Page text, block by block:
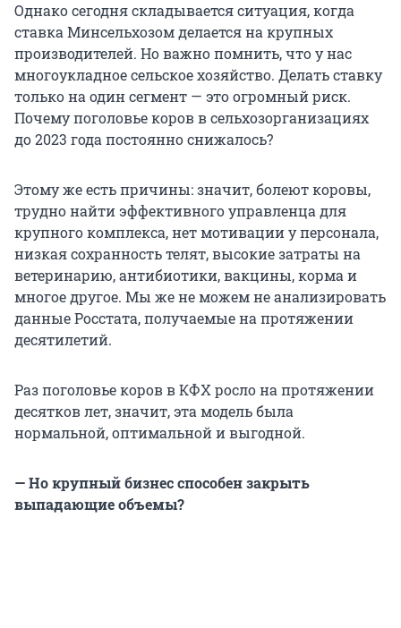
Однако сегодня складывается ситуация, когда
ставка Минсельхозом делается на крупных
производителей. Но важно помнить, что у нас
многоукладное сельское хозяйство. Делать ставку
только на один сегмент — это огромный риск.
Почему поголовье коров в сельхозорганизациях
до 2023 года постоянно снижалось?
Этому же есть причины: значит, болеют коровы,
трудно найти эффективного управленца для
крупного комплекса, нет мотивации у персонала,
низкая сохранность телят, высокие затраты на
ветеринарию, антибиотики, вакцины, корма и
многое другое. Мы же не можем не анализировать
данные Росстата, получаемые на протяжении
десятилетий.
Раз поголовье коров в КФХ росло на протяжении
десятков лет, значит, эта модель была
нормальной, оптимальной и выгодной.
— Но крупный бизнес способен закрыть
выпадающие объемы?